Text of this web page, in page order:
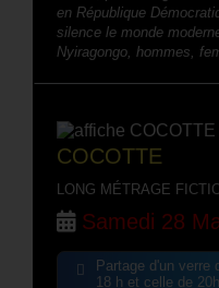
en République
silence le monde
Nyiragongo, hommes,
COCOTTE
LONG MÉTRAGE
Samedi 28
Partage d'un verre
18 h et celle de